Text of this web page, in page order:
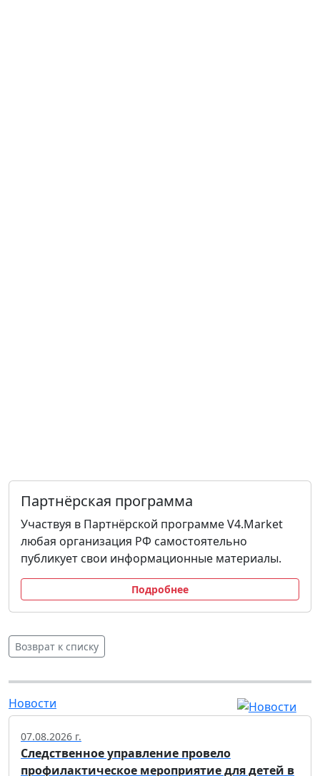
Партнёрская программа
Участвуя в Партнёрской программе V4.Market
любая организация РФ самостоятельно
публикует свои информационные материалы.
Подробнее
Возврат к списку
Новости
07.08.2026 г.
Следственное управление провело
профилактическое мероприятие для детей в